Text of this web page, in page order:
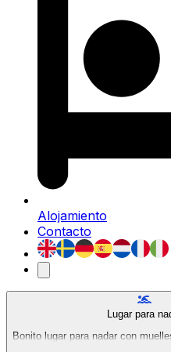
Alojamiento
Contacto
Lugar para
Bonito lugar para nadar con